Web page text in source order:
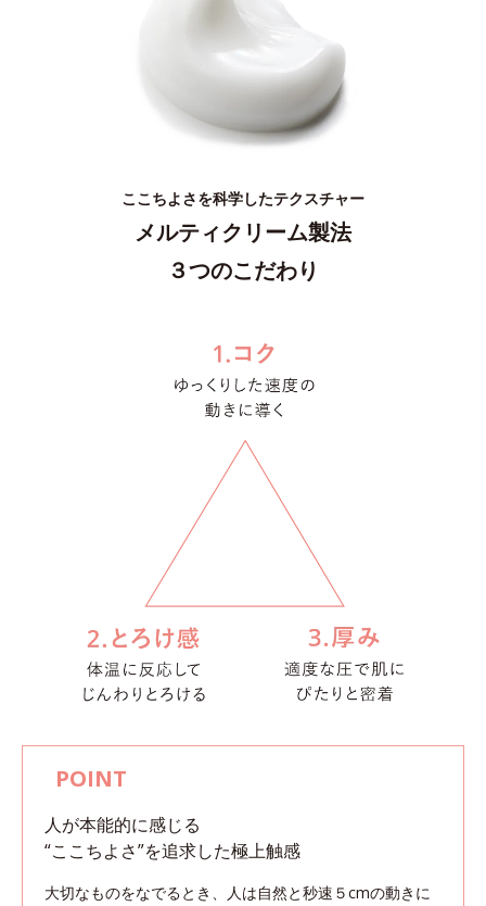
ここちよさを科学したテクスチャー
メルティクリーム製法
３つのこだわり
人が本能的に感じる
“ここちよさ”を追求した極上触感
大切なものをなでるとき、人は自然と秒速５cmの動きに